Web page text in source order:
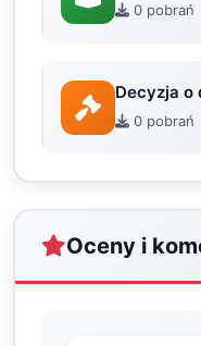
0 pobrań
Decyzja o
0 pobrań
Oceny i